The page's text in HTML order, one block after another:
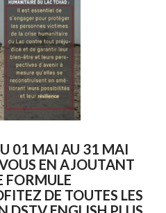
01 MAI AU 31 MAI
EN AJOUTANT
FORMULE
DE TOUTES LES